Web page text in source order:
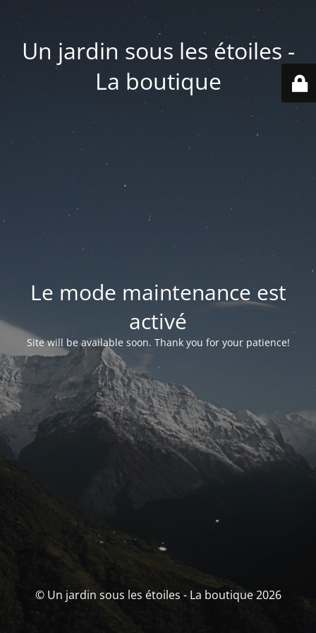
Un jardin sous les étoiles -
La boutique
Le mode maintenance est
activé
Site will be available soon. Thank you for your patience!
© Un jardin sous les étoiles - La boutique 2026